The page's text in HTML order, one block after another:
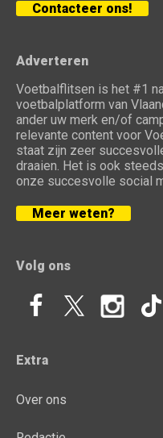
Contacteer ons!
Adverteren
Voetbalflitsen is het #1
voetbalplatform van
ander uw merk en/of
relevante content voor
staat zijn zeer
draaien. Het is ook
onze succesvolle social
Meer weten?
Volg ons
Extra
Over ons